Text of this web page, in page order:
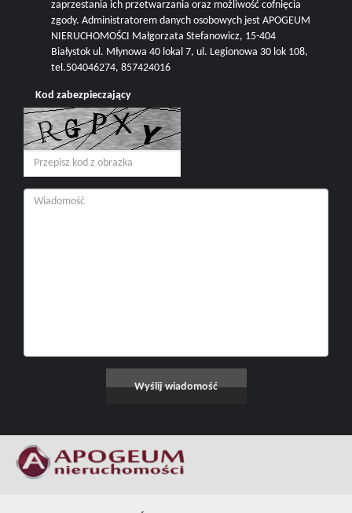
zaprzestania ich przetwarzania oraz możliwość cofnięcia
zgody. Administratorem danych osobowych jest APOGEUM
NIERUCHOMOŚCI Małgorzata Stefanowicz, 15-404
Białystok ul. Młynowa 40 lokal 7, ul. Legionowa 30 lok 108,
tel.504046274, 857424016
Kod zabezpieczający